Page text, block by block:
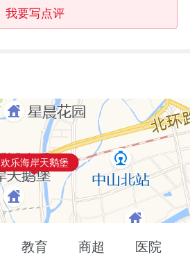
我要写点评
欢乐海岸天鹅堡
教育 商超 医院